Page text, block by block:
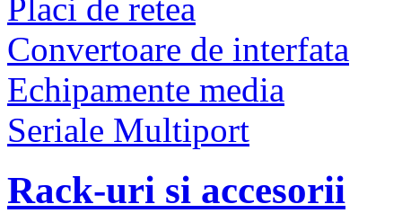
Placi de retea
Convertoare de interfata
Echipamente media
Seriale Multiport
Rack-uri si accesorii